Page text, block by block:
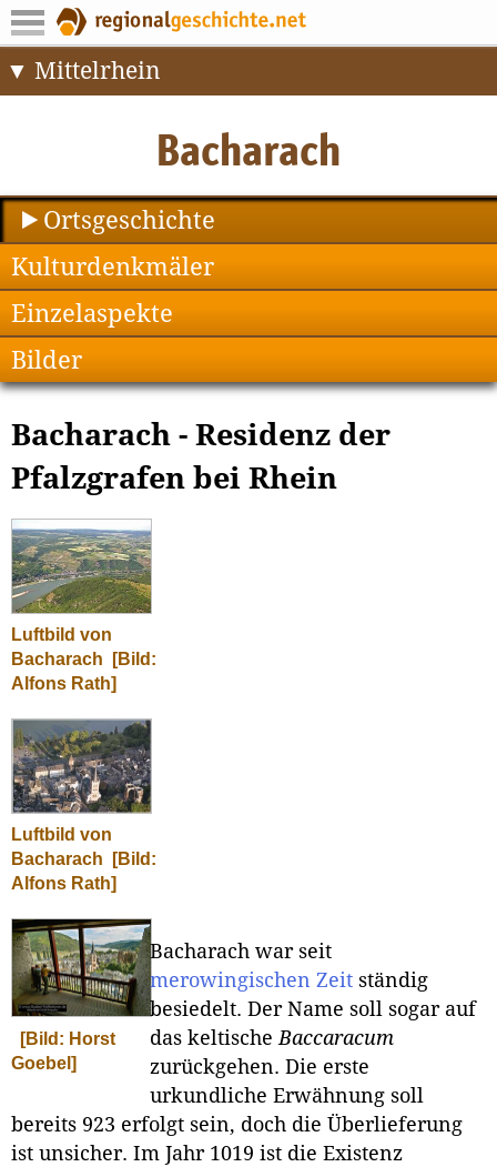
Mittelrhein
Ortsgeschichte
Kulturdenkmäler
Einzelaspekte
Bilder
Bacharach - Residenz der
Pfalzgrafen bei Rhein
Luftbild von
Bacharach
[Bild:
Alfons Rath]
Luftbild von
Bacharach
[Bild:
Alfons Rath]
[Bild: Horst
Goebel]
Bacharach war seit
merowingischen Zeit ständig
besiedelt. Der Name soll sogar auf
das keltischeBaccaracum
zurückgehen. Die erste
urkundliche Erwähnung soll
bereits 923 erfolgt sein, doch die Überlieferung
ist unsicher. Im Jahr 1019 ist die Existenz